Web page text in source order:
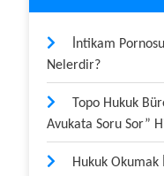
İntikam
Nelerdir?
Topo Hukuk
Avukata Soru Sor”
Hukuk